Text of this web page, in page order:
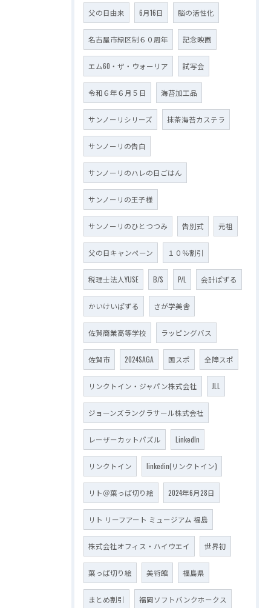
父の日由来 6月16日 脳の活性化
名古屋市緑区制６０周年 記念映画
エム60・ザ・ウォーリア 試写会
令和６年６月５日 海苔加工品
サンノーリシリーズ 抹茶海苔カステラ
サンノーリの告白
サンノーリのハレの日ごはん
サンノーリの王子様
サンノーリのひとつつみ 告別式 元祖
父の日キャンペーン １０％割引
税理士法人YUSE B/S P/L 会計ぱずる
かいけいぱずる さが学美舎
佐賀商業高等学校 ラッピングバス
佐賀市 2024SAGA 国スポ 全障スポ
リンクトイン・ジャパン株式会社 JLL
ジョーンズラングラサール株式会社
レーザーカットパズル LinkedIn
リンクトイン linkedin(リンクトイン)
リト＠葉っぱ切り絵 2024年6月28日
リト リーフアート ミュージアム 福島
株式会社オフィス・ハイウエイ 世界初
葉っぱ切り絵 美術館 福島県
まとめ割引 福岡ソフトバンクホークス